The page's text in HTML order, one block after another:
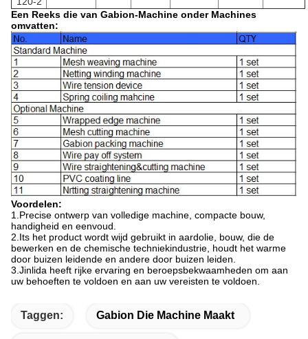
Een Reeks die van Gabion-Machine onder Machines
omvatten:
Voordelen:
1.Precise ontwerp van volledige machine, compacte bouw,
handigheid en eenvoud.
2.Its het product wordt wijd gebruikt in aardolie, bouw, die de
bewerken en de chemische techniekindustrie, houdt het warme
door buizen leidende en andere door buizen leiden.
3.Jinlida heeft rijke ervaring en beroepsbekwaamheden om aan
uw behoeften te voldoen en aan uw vereisten te voldoen.
Taggen: Gabion Die Machine Maakt